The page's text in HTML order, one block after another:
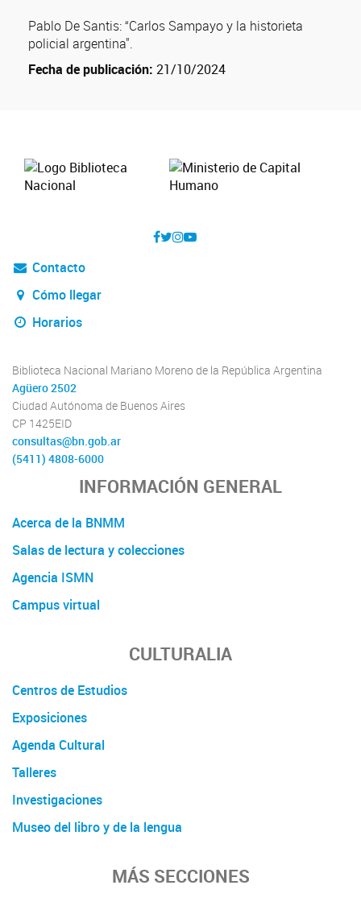
Pablo De Santis: “Carlos Sampayo y la historieta
policial argentina".
Fecha de publicación: 21/10/2024
Contacto
Cómo llegar
Horarios
Biblioteca Nacional Mariano Moreno de la República Argentina
Agüero 2502
Ciudad Autónoma de Buenos Aires
CP 1425EID
consultas@bn.gob.ar
(5411) 4808-6000
INFORMACIÓN GENERAL
Acerca de la BNMM
Salas de lectura y colecciones
Agencia ISMN
Campus virtual
CULTURALIA
Centros de Estudios
Exposiciones
Agenda Cultural
Talleres
Investigaciones
Museo del libro y de la lengua
MÁS SECCIONES